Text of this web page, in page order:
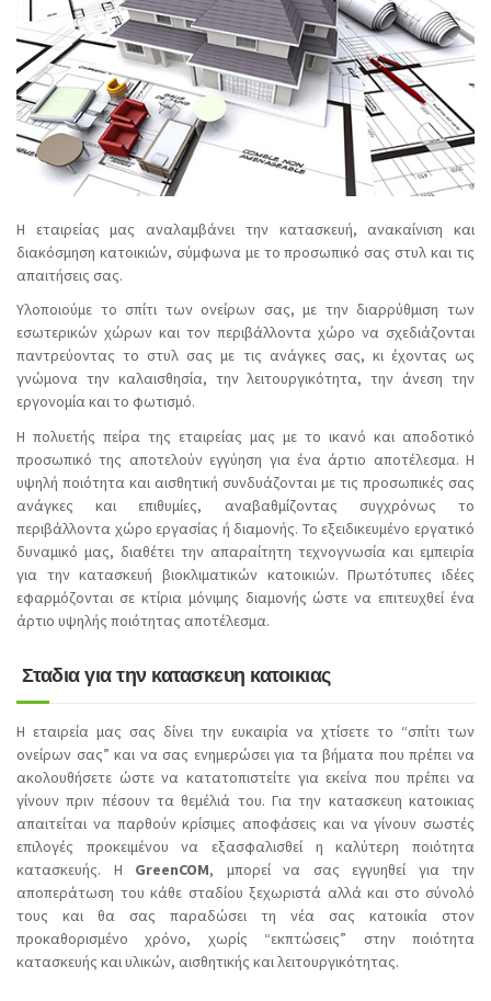
Η εταιρείας μας αναλαμβάνει την κατασκευή, ανακαίνιση και
διακόσμηση κατοικιών, σύμφωνα με το προσωπικό σας στυλ και τις
απαιτήσεις σας.
Υλοποιούμε το σπίτι των ονείρων σας, με την διαρρύθμιση των
εσωτερικών χώρων και τον περιβάλλοντα χώρο να σχεδιάζονται
παντρεύοντας το στυλ σας με τις ανάγκες σας, κι έχοντας ως
γνώμονα την καλαισθησία, την λειτουργικότητα, την άνεση την
εργονομία και το φωτισμό.
Η πολυετής πείρα της εταιρείας μας με το ικανό και αποδοτικό
προσωπικό της αποτελούν εγγύηση για ένα άρτιο αποτέλεσμα. Η
υψηλή ποιότητα και αισθητική συνδυάζονται με τις προσωπικές σας
ανάγκες και επιθυμίες, αναβαθμίζοντας συγχρόνως το
περιβάλλοντα χώρο εργασίας ή διαμονής. Το εξειδικευμένο εργατικό
δυναμικό μας, διαθέτει την απαραίτητη τεχνογνωσία και εμπειρία
για την κατασκευή βιοκλιματικών κατοικιών. Πρωτότυπες ιδέες
εφαρμόζονται σε κτίρια μόνιμης διαμονής ώστε να επιτευχθεί ένα
άρτιο υψηλής ποιότητας αποτέλεσμα.
Σταδια για την κατασκευη κατοικιας
Η εταιρεία μας σας δίνει την ευκαιρία να χτίσετε το “σπίτι των
ονείρων σας” και να σας ενημερώσει για τα βήματα που πρέπει να
ακολουθήσετε ώστε να κατατοπιστείτε για εκείνα που πρέπει να
γίνουν πριν πέσουν τα θεμέλιά του. Για την κατασκευη κατοικιας
απαιτείται να παρθούν κρίσιμες αποφάσεις και να γίνουν σωστές
επιλογές προκειμένου να εξασφαλισθεί η καλύτερη ποιότητα
κατασκευής. Η GreenCOM, μπορεί να σας εγγυηθεί για την
αποπεράτωση του κάθε σταδίου ξεχωριστά αλλά και στο σύνολό
τους και θα σας παραδώσει τη νέα σας κατοικία στον
προκαθορισμένο χρόνο, χωρίς “εκπτώσεις” στην ποιότητα
κατασκευής και υλικών, αισθητικής και λειτουργικότητας.